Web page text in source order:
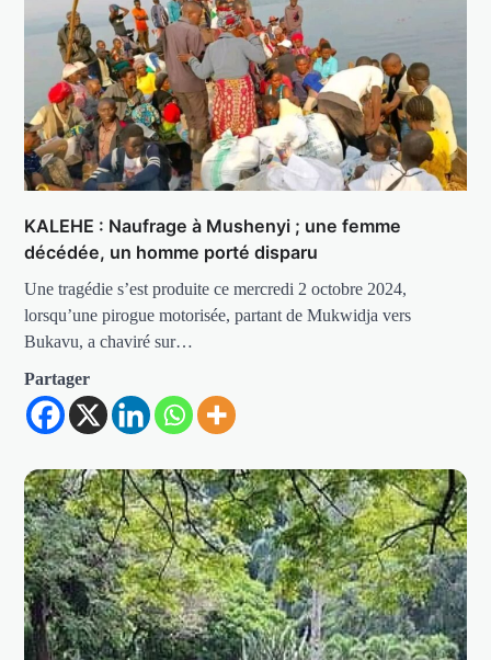
KALEHE : Naufrage à Mushenyi ; une femme
décédée, un homme porté disparu
Une tragédie s’est produite ce mercredi 2 octobre 2024,
lorsqu’une pirogue motorisée, partant de Mukwidja vers
Bukavu, a chaviré sur…
Partager